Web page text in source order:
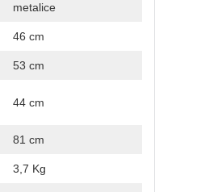
metalice
46 cm
53 cm
44 cm
81 cm
3,7 Kg